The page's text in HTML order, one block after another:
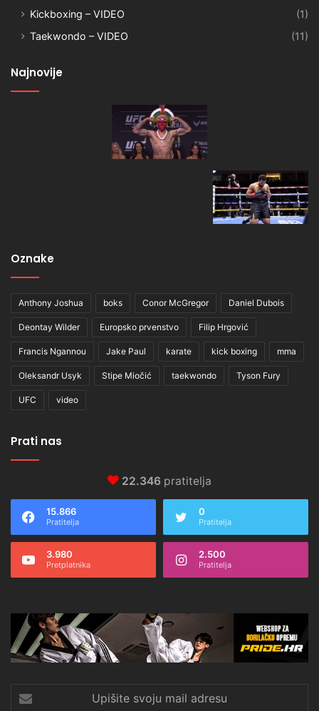
Kickboxing – VIDEO
(1)
Taekwondo – VIDEO
(11)
Najnovije
Oznake
Anthony Joshua boks Conor McGregor Daniel Dubois
Deontay Wilder Europsko prvenstvo Filip Hrgović
Francis Ngannou Jake Paul karate kick boxing mma
Oleksandr Usyk Stipe Miočić taekwondo Tyson Fury
UFC video
Prati nas
22.346 pratitelja
15.866
Pratitelja
0
Pratitelja
3.980
Pretplatnika
2.500
Pratitelja
svoju